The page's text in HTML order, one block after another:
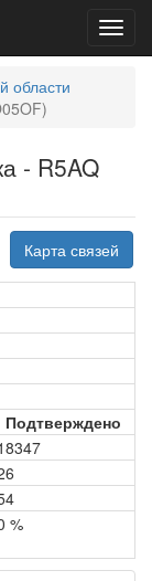
области
- R5AQ
Карта связей
Подтверждено
%